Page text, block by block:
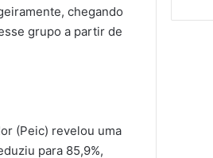
chegando
grupo a partir de
(Peic) revelou uma
para 85,9%,